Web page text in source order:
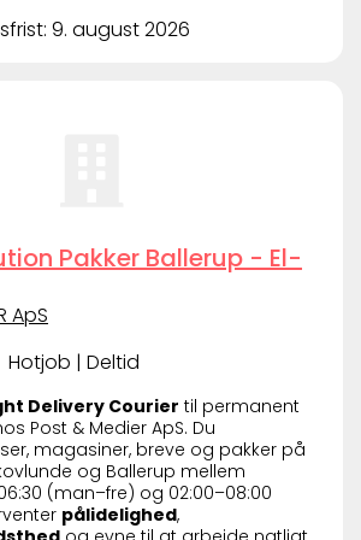
9. august 2026
Pakker Ballerup - El-
ApS
| Deltid
Delivery Courier til permanent
Post & Medier ApS. Du
magasiner, breve og pakker på
og Ballerup mellem
(man–fre) og 02:00–08:00
pålidelighed,